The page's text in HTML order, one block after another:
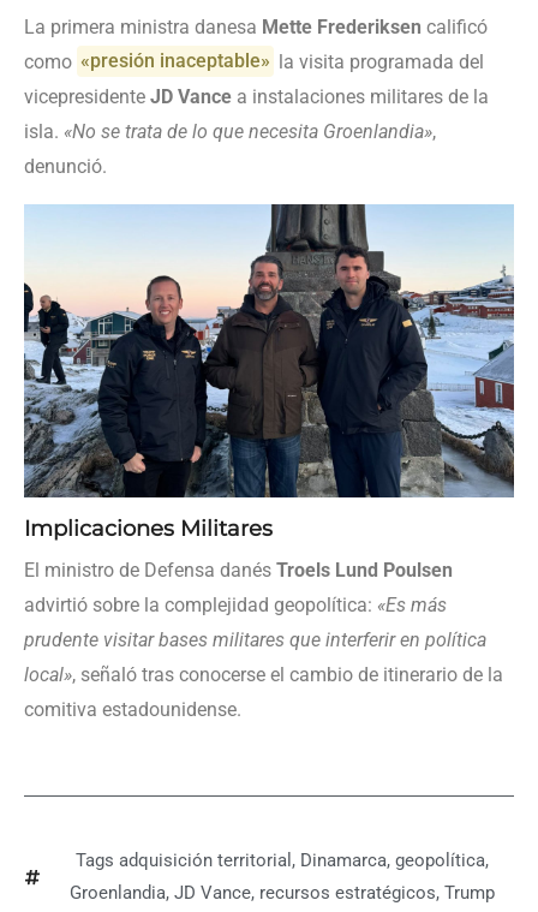
La primera ministra danesa Mette Frederiksen calificó
como «presión inaceptable» la visita programada del
vicepresidente JD Vance a instalaciones militares de la
isla. «No se trata de lo que necesita Groenlandia»,
denunció.
Implicaciones Militares
El ministro de Defensa danés Troels Lund Poulsen
advirtió sobre la complejidad geopolítica: «Es más
prudente visitar bases militares que interferir en política
local», señaló tras conocerse el cambio de itinerario de la
comitiva estadounidense.
Tags adquisición territorial , Dinamarca, geopolítica,
Groenlandia, JD Vance, recursos estratégicos, Trump